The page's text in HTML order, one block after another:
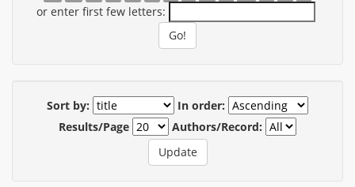
or enter first few letters:
Sort by:
In order:
Results/Page
Authors/Record: